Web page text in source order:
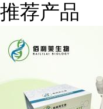
推荐产品